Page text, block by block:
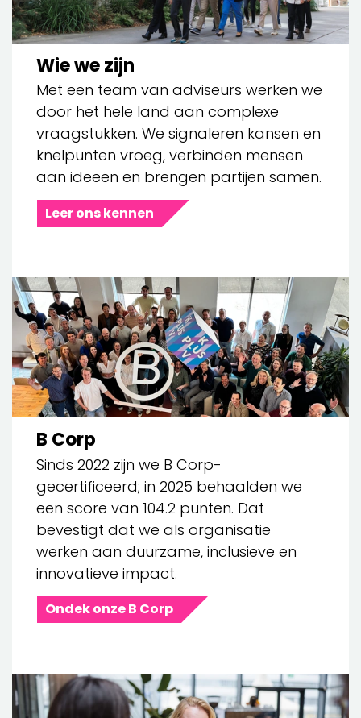
Wie we zijn
Met een team van adviseurs werken we
door het hele land aan complexe
vraagstukken. We signaleren kansen en
knelpunten vroeg, verbinden mensen
aan ideeën en brengen partijen samen.
Leer ons kennen
B Corp
Sinds 2022 zijn we B Corp-
gecertificeerd; in 2025 behaalden we
een score van 104.2 punten. Dat
bevestigt dat we als organisatie
werken aan duurzame, inclusieve en
innovatieve impact.
Ondek onze B Corp